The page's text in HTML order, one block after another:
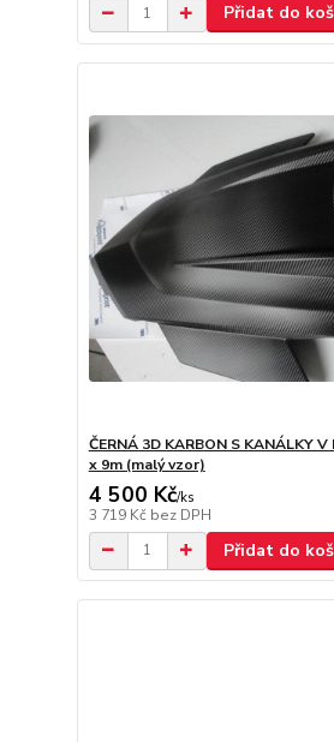
Přidat do
ČERNÁ 3D KARBON S KANÁLKY V
x 9m (malý vzor)
4 500 Kč/ks
3 719 Kč bez DPH
Přidat do